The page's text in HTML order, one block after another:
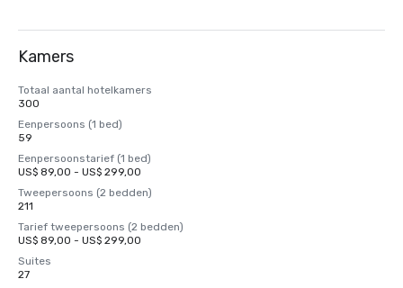
Kamers
Totaal aantal hotelkamers
300
Eenpersoons (1 bed)
59
Eenpersoonstarief (1 bed)
US$ 89,00 - US$ 299,00
Tweepersoons (2 bedden)
211
Tarief tweepersoons (2 bedden)
US$ 89,00 - US$ 299,00
Suites
27